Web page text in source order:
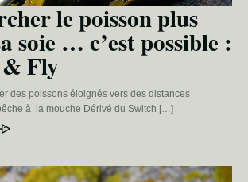
le poisson plus
soie … c’est possible :
Fly
des poissons éloignés vers des distances
à la mouche Dérivé du Switch […]